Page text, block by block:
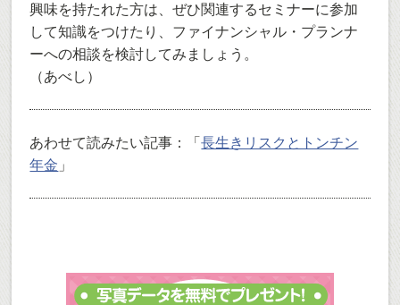
興味を持たれた方は、ぜひ関連するセミナーに参加
して知識をつけたり、ファイナンシャル・プランナ
ーへの相談を検討してみましょう。
（あべし）
あわせて読みたい記事：「長生きリスクとトンチン
年金 」